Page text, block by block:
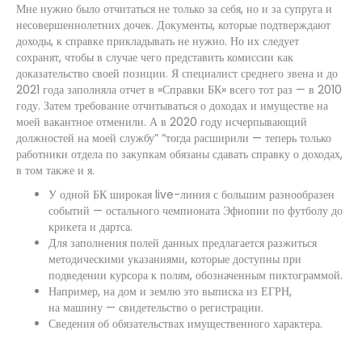
Мне нужно было отчитаться не только за себя, но и за супруга и
несовершеннолетних дочек. Документы, которые подтверждают
доходы, к справке прикладывать не нужно. Но их следует
сохранят, чтобы в случае чего представить комиссии как
доказательство своей позиции. Я специалист среднего звена и до
2021 года заполняла отчет в «Справки БК» всего тот раз — в 2010
году. Затем требование отчитываться о доходах и имуществе на
моей вакантное отменили. А в 2020 году исчерпывающий
должностей на моей службу” “тогда расширили — теперь только
работники отдела по закупкам обязаны сдавать справку о доходах,
в том также и я.
У одной БК широкая live-линия с большим разнообразен
событий — остального чемпионата Эфиопии по футболу до
крикета и дартса.
Для заполнения полей данных предлагается разжиться
методическими указаниями, которые доступны при
подведении курсора к полям, обозначенным пиктограммой.
Например, на дом и землю это выписка из ЕГРН,
на машину — свидетельство о регистрации.
Сведения об обязательствах имущественного характера.